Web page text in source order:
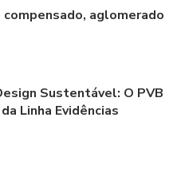
aglomerado
Sustentável: O PVB
Linha Evidências